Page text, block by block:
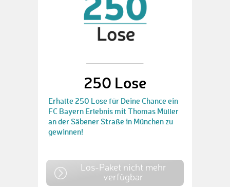
250 Lose
Erhalte 250 Lose für Deine Chance ein
FC Bayern Erlebnis mit Thomas Müller
an der Säbener Straße in München zu
gewinnen!
Los-Paket nicht mehr
verfügbar